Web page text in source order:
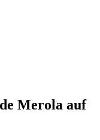
Merola auf